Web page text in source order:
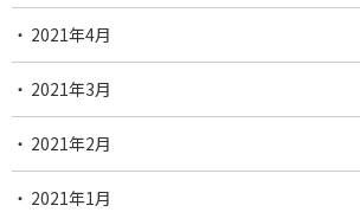
2021年4月
2021年3月
2021年2月
2021年1月